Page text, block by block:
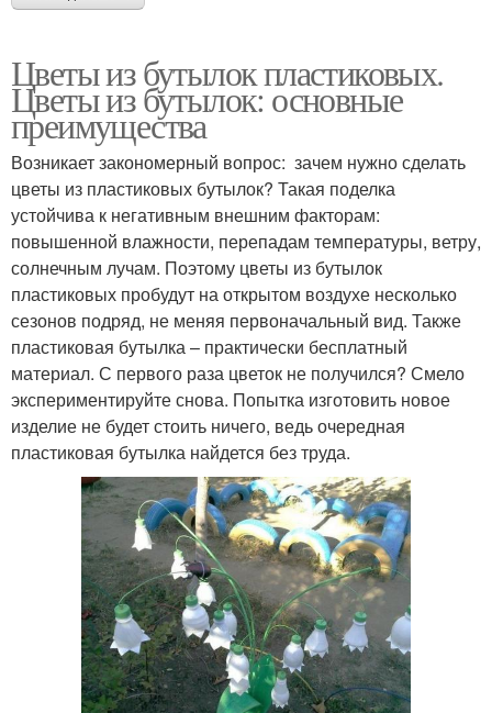
Цветы из бутылок пластиковых.
Цветы из бутылок: основные
преимущества
Возникает закономерный вопрос: зачем нужно сделать
цветы из пластиковых бутылок? Такая поделка
устойчива к негативным внешним факторам:
повышенной влажности, перепадам температуры, ветру,
солнечным лучам. Поэтому цветы из бутылок
пластиковых пробудут на открытом воздухе несколько
сезонов подряд, не меняя первоначальный вид. Также
пластиковая бутылка – практически бесплатный
материал. С первого раза цветок не получился? Смело
экспериментируйте снова. Попытка изготовить новое
изделие не будет стоить ничего, ведь очередная
пластиковая бутылка найдется без труда.